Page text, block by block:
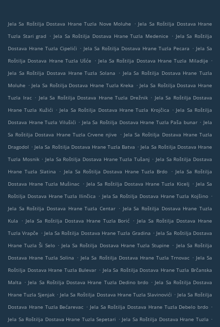
Jela Sa Roštilja Dostava Hrane Tuzla Nove Moluhe . Jela Sa Roštilja Dostava Hrane
Tuzla Stari grad . Jela Sa Roštilja Dostava Hrane Tuzla Medenice . Jela Sa Roštilja
Dostava Hrane Tuzla Cipelići . Jela Sa Roštilja Dostava Hrane Tuzla Pecara . Jela Sa
Roštilja Dostava Hrane Tuzla Ušće
. Jela Sa Roštilja Dostava Hrane Tuzla Miladije .
Jela Sa Roštilja Dostava Hrane Tuzla Solana
. Jela Sa Roštilja Dostava Hrane Tuzla
Moluhe . Jela Sa Roštilja Dostava Hrane Tuzla Kreka . Jela Sa Roštilja Dostava Hrane
Tuzla Irac . Jela Sa Roštilja Dostava Hrane Tuzla Drežnik . Jela Sa Roštilja Dostava
Hrane Tuzla Kužići . Jela Sa Roštilja Dostava Hrane Tuzla Krojčica . Jela Sa Roštilja
Dostava Hrane Tuzla Vilušići . Jela Sa Roštilja Dostava Hrane Tuzla Paša bunar . Jela
Sa Roštilja Dostava Hrane Tuzla Crvene njive
. Jela Sa Roštilja Dostava Hrane Tuzla
Dragodol . Jela Sa Roštilja Dostava Hrane Tuzla Batva . Jela Sa Roštilja Dostava Hrane
Tuzla Mosnik . Jela Sa Roštilja Dostava Hrane Tuzla Tušanj . Jela Sa Roštilja Dostava
Hrane Tuzla Slatina
. Jela Sa Roštilja Dostava Hrane Tuzla Brdo . Jela Sa Roštilja
Dostava Hrane Tuzla Mušinac . Jela Sa Roštilja Dostava Hrane Tuzla Kicelj . Jela Sa
Roštilja Dostava Hrane Tuzla Ilinčica . Jela Sa Roštilja Dostava Hrane Tuzla Kojšino .
Jela Sa Roštilja Dostava Hrane Tuzla Centar . Jela Sa Roštilja Dostava Hrane Tuzla
Kula
. Jela Sa Roštilja Dostava Hrane Tuzla Borić . Jela Sa Roštilja Dostava Hrane
Tuzla Vrapče . Jela Sa Roštilja Dostava Hrane Tuzla Gradina . Jela Sa Roštilja Dostava
Hrane Tuzla Ši Selo . Jela Sa Roštilja Dostava Hrane Tuzla Stupine . Jela Sa Roštilja
Dostava Hrane Tuzla Solina . Jela Sa Roštilja Dostava Hrane Tuzla Trnovac . Jela Sa
Roštilja Dostava Hrane Tuzla Bulevar . Jela Sa Roštilja Dostava Hrane Tuzla Brčanska
Malta . Jela Sa Roštilja Dostava Hrane Tuzla Dedino brdo . Jela Sa Roštilja Dostava
Hrane Tuzla Sjenjak . Jela Sa Roštilja Dostava Hrane Tuzla Slavinovići . Jela Sa Roštilja
Dostava Hrane Tuzla Bećarevac . Jela Sa Roštilja Dostava Hrane Tuzla Debelo brdo .
Jela Sa Roštilja Dostava Hrane Tuzla Sepetari . Jela Sa Roštilja Dostava Hrane Tuzla .